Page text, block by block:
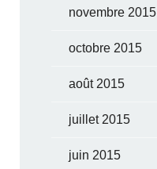
novembre 2015
octobre 2015
août 2015
juillet 2015
juin 2015